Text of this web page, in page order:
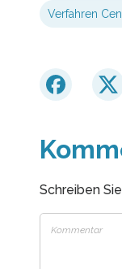
Verfahren
Schreiben